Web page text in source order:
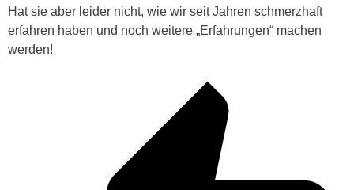
Hat sie aber leider nicht, wie wir seit Jahren schmerzhaft
erfahren haben und noch weitere „Erfahrungen“ machen
werden!